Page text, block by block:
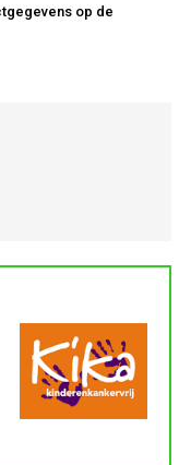
op de